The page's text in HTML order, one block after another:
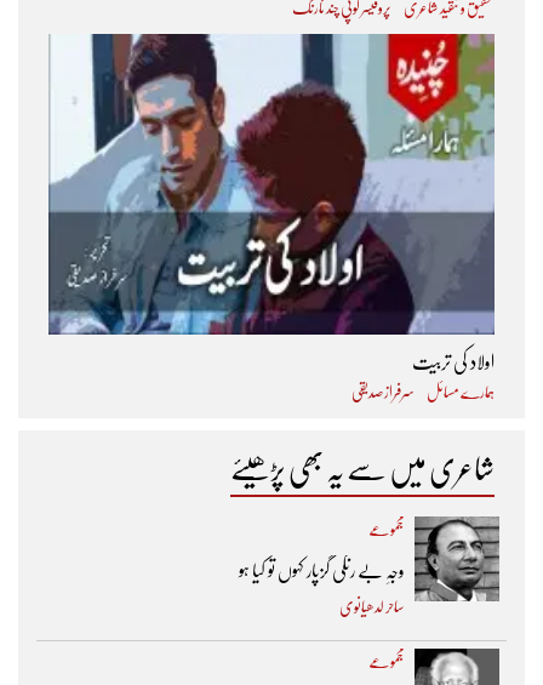
تحقیق و تنقید شاعری پروفیسر گوپی چند نارنگ
اولاد کی تربیت
ہمارے مسائل سرفراز صدیقی
شاعری میں سے یہ بھی پڑھیئے
مجموعے
وجہِ بے رنگی گزپار کہوں تو کیا ہو
ساحر لدھیانوی
مجموعے